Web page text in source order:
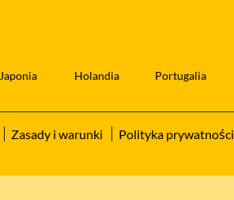
Japonia Holandia Portugalia
Zasady i warunki Polityka prywatności